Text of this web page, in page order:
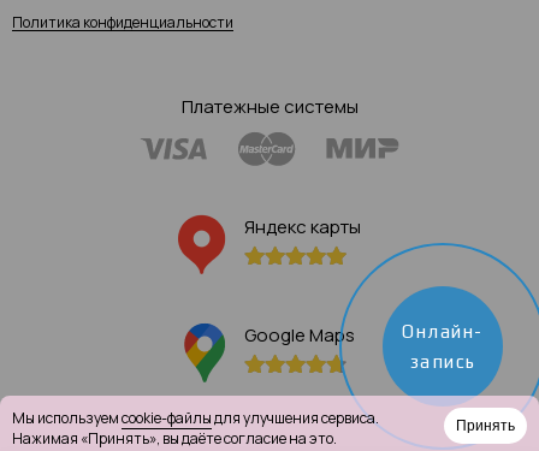
Политика конфиденциальности
Платежные системы
Яндекс карты
Google Maps
Онлайн-
запись
Мы используемcookie-файлыдля улучшения сервиса.
Нажимая «Принять», вы даёте согласие на это.
Принять